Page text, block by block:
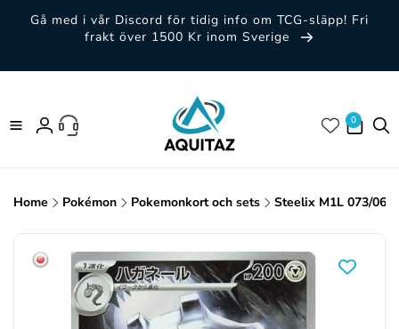
vidareGå med i vår Discord för tidig info om TCG-släpp! Fri
frakt över 1500 Kr inom Sverige
Logga
0
0 artiklar
Home Pokémon Pokemonkort och sets Steelix M1L 073/063
vidare till